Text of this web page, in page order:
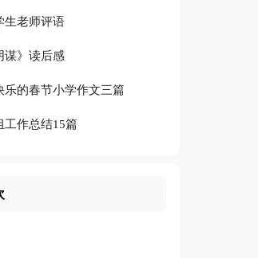
生老师评语
谋》读后感
乐的春节小学作文三篇
工作总结15篇